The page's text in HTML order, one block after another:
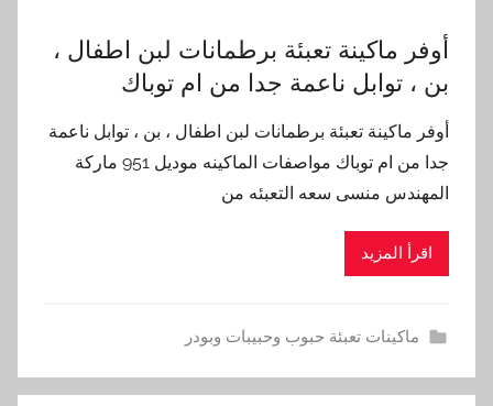
أوفر ماكينة تعبئة برطمانات لبن اطفال ،
بن ، توابل ناعمة جدا من ام توباك
أوفر ماكينة تعبئة برطمانات لبن اطفال ، بن ، توابل ناعمة
جدا من ام توباك مواصفات الماكينه موديل 951 ماركة
المهندس منسى سعه التعبئه من
اقرأ المزيد
ماكينات تعبئة حبوب وحبيبات وبودر